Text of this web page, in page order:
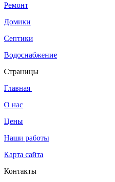
Ремонт
Домики
Септики
Водоснабжение
Страницы
Главная
О нас
Цены
Наши работы
Карта сайта
Контакты